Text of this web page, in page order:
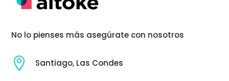
No lo pienses más asegúrate con nosotros
 Santiago, Las Condes